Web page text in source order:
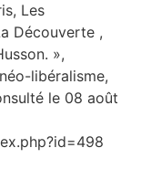
Les
Découverte ,
»,
libéralisme,
le 08 août